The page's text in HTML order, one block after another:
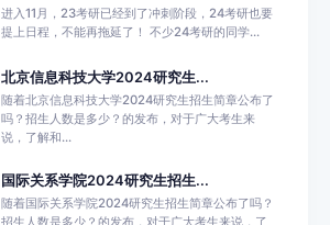
进入11月，23考研已经到了冲刺阶段，24考研也要
提上日程，不能再拖延了！ 不少24考研的同学...
北京信息科技大学2024研究生...
随着北京信息科技大学2024研究生招生简章公布了
吗？招生人数是多少？的发布，对于广大考生来
说，了解和...
国际关系学院2024研究生招生...
随着国际关系学院2024研究生招生简章公布了吗？
招生人数是多少？的发布，对于广大考生来说，了